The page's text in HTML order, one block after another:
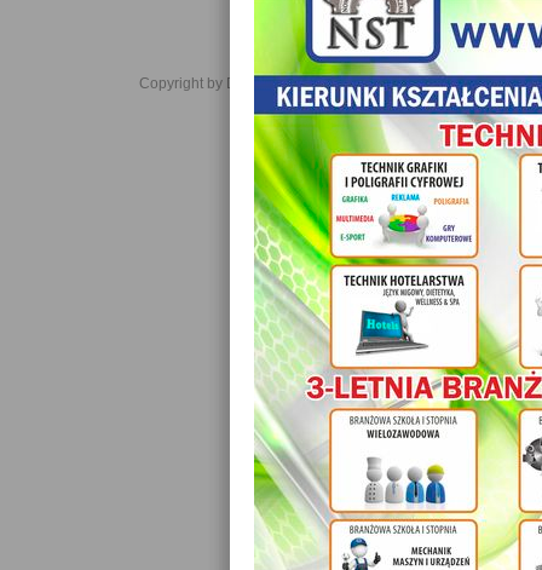
Copyright by Daniel JabĹoĹski 2006-2021. All rights